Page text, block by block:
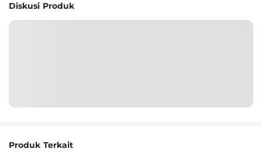
Diskusi Produk
Produk Terkait